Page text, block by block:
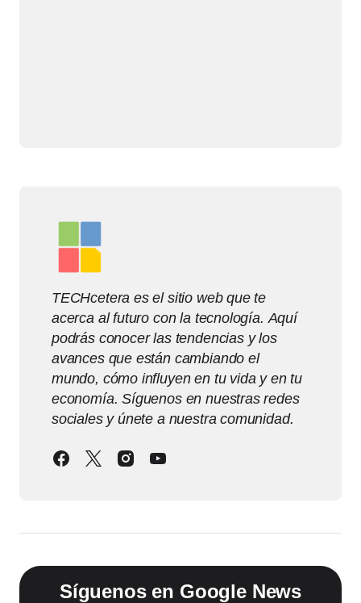
TECHcetera es el sitio web que te
acerca al futuro con la tecnología. Aquí
podrás conocer las tendencias y los
avances que están cambiando el
mundo, cómo influyen en tu vida y en tu
economía. Síguenos en nuestras redes
sociales y únete a nuestra comunidad.
Síguenos en Google News